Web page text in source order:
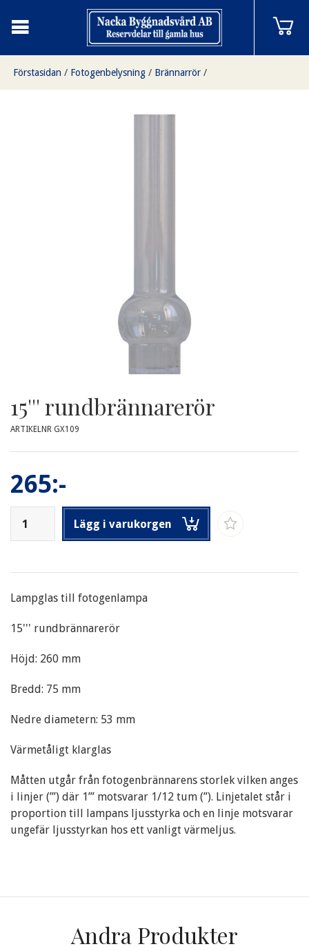
Förstasidan / Fotogenbelysning / Brännarrör /
15''' rundbrännarerör
ARTIKELNR GX109
265:-
Lägg i varukorgen
Lampglas till fotogenlampa
15''' rundbrännarerör
Höjd: 260 mm
Bredd: 75 mm
Nedre diametern: 53 mm
Värmetåligt klarglas
Måtten utgår från fotogenbrännarens storlek vilken anges
i linjer (’’’) där 1’’’ motsvarar 1/12 tum (’’). Linjetalet står i
proportion till lampans ljusstyrka och en linje motsvarar
ungefär ljusstyrkan hos ett vanligt värmeljus.
Andra Produkter